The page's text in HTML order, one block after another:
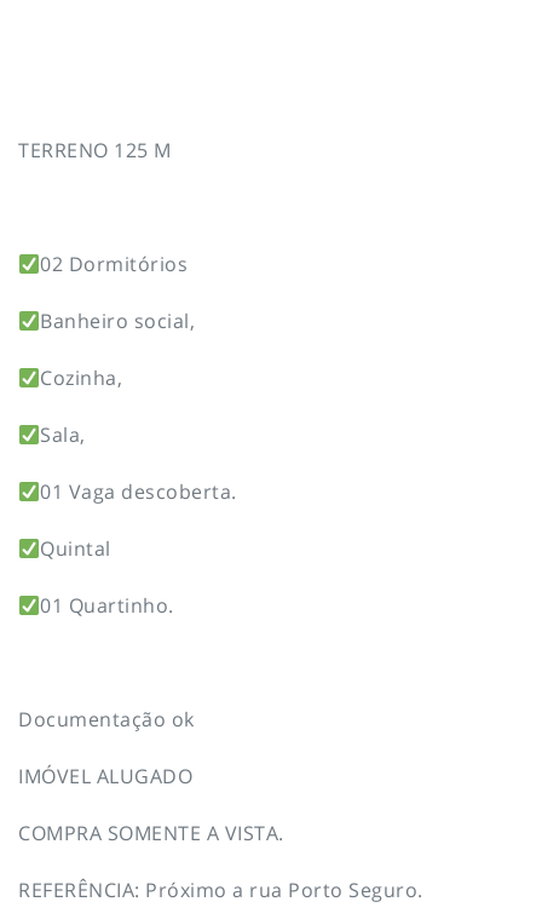
TERRENO 125 M
02 Dormitórios
Banheiro social,
Cozinha,
Sala,
01 Vaga descoberta.
Quintal
01 Quartinho.
Documentação ok
IMÓVEL ALUGADO
COMPRA SOMENTE A VISTA.
REFERÊNCIA: Próximo a rua Porto Seguro.